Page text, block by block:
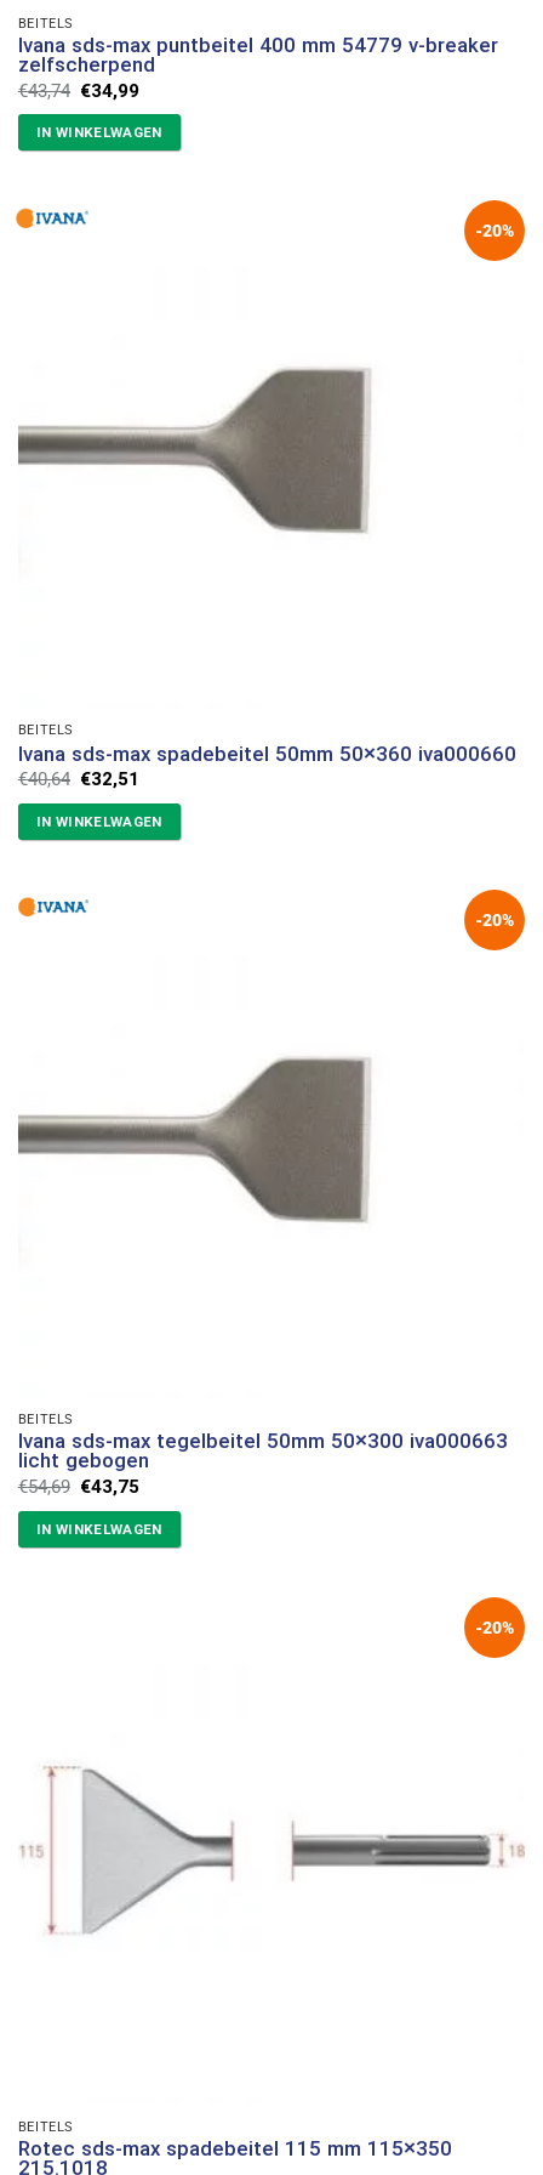
BEITELS
Ivana sds-max puntbeitel 400 mm 54779 v-breaker
zelfscherpend
€43,74 Oorspronkelijke
prijs
was:
€43,74.
€34,99Huidige
is:
€34,99.
IN WINKELWAGEN
-20%
BEITELS
Ivana sds-max spadebeitel 50mm 50×360 iva000660
€40,64 Oorspronkelijke
was:
€40,64.
€32,51
is:
€32,51.
IN WINKELWAGEN
-20%
BEITELS
Ivana sds-max tegelbeitel 50mm 50×300 iva000663
licht gebogen
€54,69 Oorspronkelijke
prijs
was:
€54,69.
€43,75Huidige
is:
€43,75.
IN WINKELWAGEN
-20%
BEITELS
Rotec sds-max spadebeitel 115 mm 115×350
215.1018